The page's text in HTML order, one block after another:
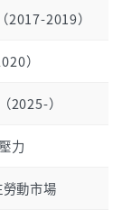
2017-2019）
）
2025-）
力
動市場